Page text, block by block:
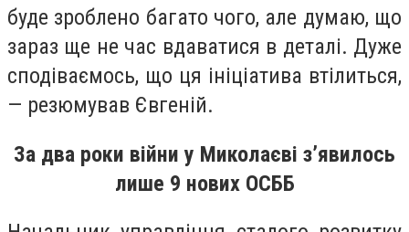
буде зроблено багато чого, але думаю, що
зараз ще не час вдаватися в деталі. Дуже
сподіваємось, що ця ініціатива втілиться,
— резюмував Євгеній.
За два роки війни у Миколаєві з’явилось
лише 9 нових ОСББ